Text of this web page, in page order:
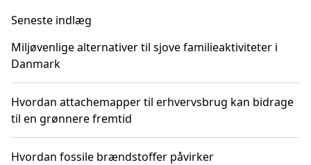
Seneste indlæg
Miljøvenlige alternativer til sjove familieaktiviteter i
Danmark
Hvordan attachemapper til erhvervsbrug kan bidrage
til en grønnere fremtid
Hvordan fossile brændstoffer påvirker